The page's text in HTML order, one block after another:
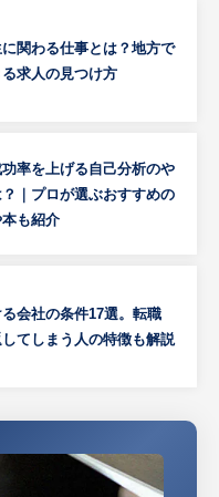
関わる仕事とは？地方で
求人の見つけ方
率を上げる自己分析のや
？｜プロが選ぶおすすめの
も紹介
会社の条件17選。転職
てしまう人の特徴も解説